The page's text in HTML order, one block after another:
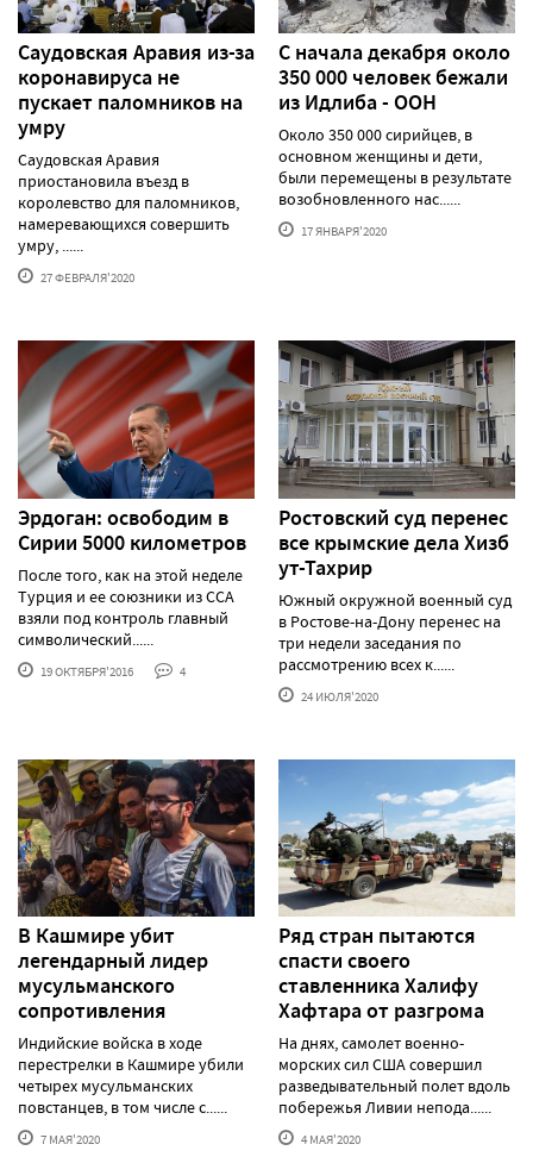
Саудовская Аравия из-за
коронавируса не
пускает паломников на
умру
Cаудовская Аравия
приостановила въезд в
королевство для паломников,
намеревающихся совершить
умру, ......
27 ФЕВРАЛЯ'2020
С начала декабря около
350 000 человек бежали
из Идлиба - ООН
Около 350 000 сирийцев, в
основном женщины и дети,
были перемещены в результате
возобновленного нас......
17 ЯНВАРЯ'2020
Эрдоган: освободим в
Сирии 5000 километров
После того, как на этой неделе
Турция и ее союзники из ССА
взяли под контроль главный
символический......
19 ОКТЯБРЯ'2016 4
Ростовский суд перенес
все крымские дела Хизб
ут-Тахрир
Южный окружной военный суд
в Ростове-на-Дону перенес на
три недели заседания по
рассмотрению всех к......
24 ИЮЛЯ'2020
В Кашмире убит
легендарный лидер
мусульманского
сопротивления
Индийские войска в ходе
перестрелки в Кашмире убили
четырех мусульманских
повстанцев, в том числе с......
7 МАЯ'2020
Ряд стран пытаются
спасти своего
ставленника Халифу
Хафтара от разгрома
На днях, самолет военно-
морских сил США совершил
разведывательный полет вдоль
побережья Ливии непода......
4 МАЯ'2020